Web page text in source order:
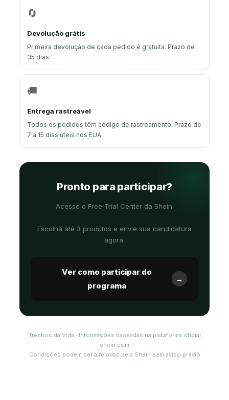
🔄
Devolução grátis
Primeira devolução de cada pedido é gratuita. Prazo de
35 dias.
🚚
Entrega rastreável
Todos os pedidos têm código de rastreamento. Prazo de
7 a 15 dias úteis nos EUA.
Pronto para participar?
Acesse o Free Trial Center da Shein.
Escolha até 3 produtos e envie sua candidatura
agora.
Ver como participar do
programa
→
Trechos da Vida · Informações baseadas na plataforma oficial
shein.com
Condições podem ser alteradas pela Shein sem aviso prévio